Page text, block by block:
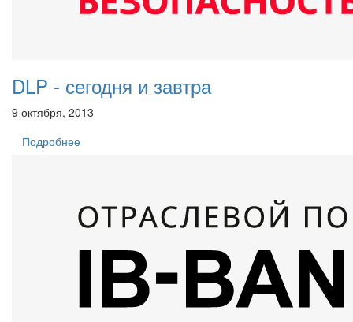
DLP - сегодня и завтра
9 октября, 2013
Подробнее